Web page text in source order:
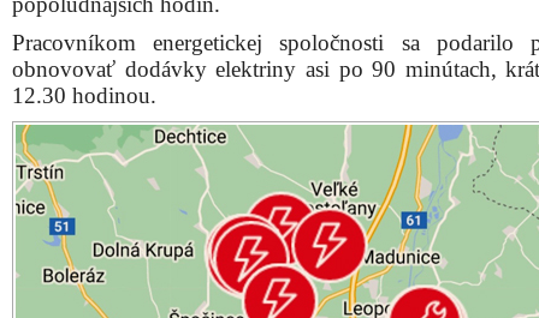
Pracovníkom energetickej spoločnosti sa podarilo
obnovovať dodávky elektriny asi po 90 minútach,
12.30 hodinou.